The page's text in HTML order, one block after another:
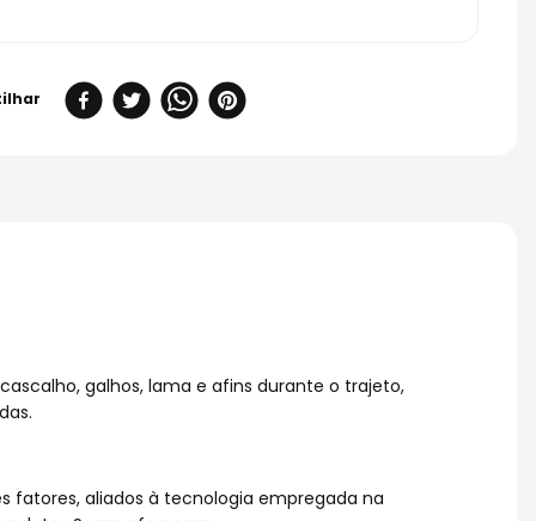
galhos, lama e afins durante o trajeto,
fatores, aliados à tecnologia empregada na